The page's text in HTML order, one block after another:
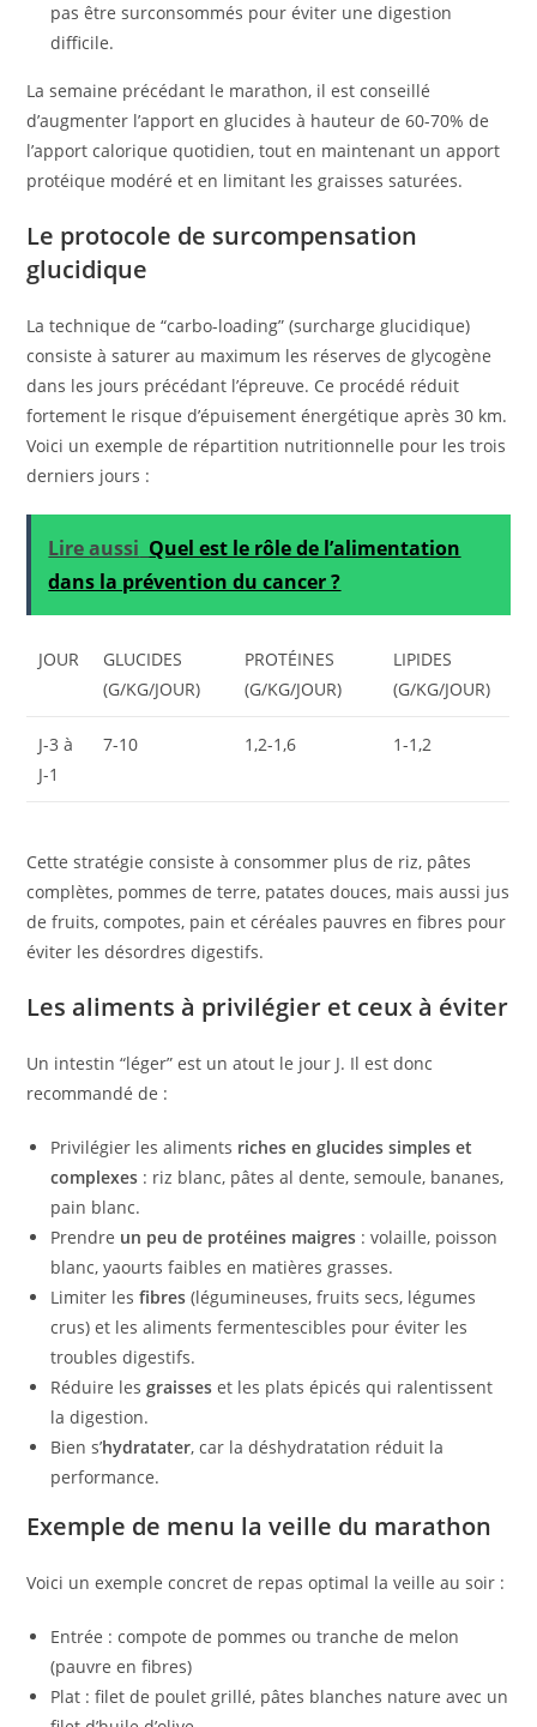
pas être surconsommés pour éviter une digestion
difficile.
La semaine précédant le marathon, il est conseillé
d’augmenter l’apport en glucides à hauteur de 60-70% de
l’apport calorique quotidien, tout en maintenant un apport
protéique modéré et en limitant les graisses saturées.
Le protocole de surcompensation
glucidique
La technique de “carbo-loading” (surcharge glucidique)
consiste à saturer au maximum les réserves de glycogène
dans les jours précédant l’épreuve. Ce procédé réduit
fortement le risque d’épuisement énergétique après 30 km.
Voici un exemple de répartition nutritionnelle pour les trois
derniers jours :
Lire aussi Quel est le rôle de l’alimentation
dans la prévention du cancer ?
JOUR
GLUCIDES
(G/KG/JOUR)
PROTÉINES
(G/KG/JOUR)
LIPIDES
(G/KG/JOUR)
J-3 à
J-1
7-10 1,2-1,6 1-1,2
Cette stratégie consiste à consommer plus de riz, pâtes
complètes, pommes de terre, patates douces, mais aussi jus
de fruits, compotes, pain et céréales pauvres en fibres pour
éviter les désordres digestifs.
Les aliments à privilégier et ceux à éviter
Un intestin “léger” est un atout le jour J. Il est donc
recommandé de :
Privilégier les aliments riches en glucides simples et
complexes : riz blanc, pâtes al dente, semoule, bananes,
pain blanc.
Prendre un peu de protéines maigres : volaille, poisson
blanc, yaourts faibles en matières grasses.
Limiter lesfibres (légumineuses, fruits secs, légumes
crus) et les aliments fermentescibles pour éviter les
troubles digestifs.
Réduire lesgraisses et les plats épicés qui ralentissent
la digestion.
Bien s’hydratater, car la déshydratation réduit la
performance.
Exemple de menu la veille du marathon
Voici un exemple concret de repas optimal la veille au soir :
Entrée : compote de pommes ou tranche de melon
(pauvre en fibres)
Plat : filet de poulet grillé, pâtes blanches nature avec un